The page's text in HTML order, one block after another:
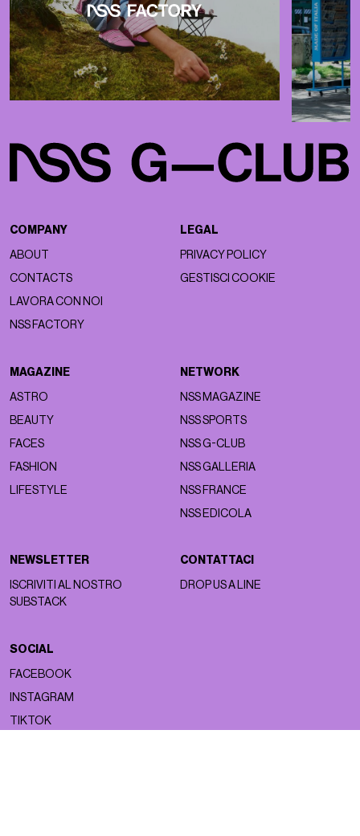
COMPANY
ABOUT
CONTACTS
LAVORA CON NOI
NSS FACTORY
LEGAL
PRIVACY POLICY
GESTISCI COOKIE
MAGAZINE
ASTRO
BEAUTY
FACES
FASHION
LIFESTYLE
NETWORK
NSS MAGAZINE
NSS SPORTS
NSS G-CLUB
NSS GALLERIA
NSS FRANCE
NSS EDICOLA
NEWSLETTER
ISCRIVITI AL NOSTRO
SUBSTACK
CONTATTACI
DROP US A LINE
SOCIAL
FACEBOOK
INSTAGRAM
TIKTOK